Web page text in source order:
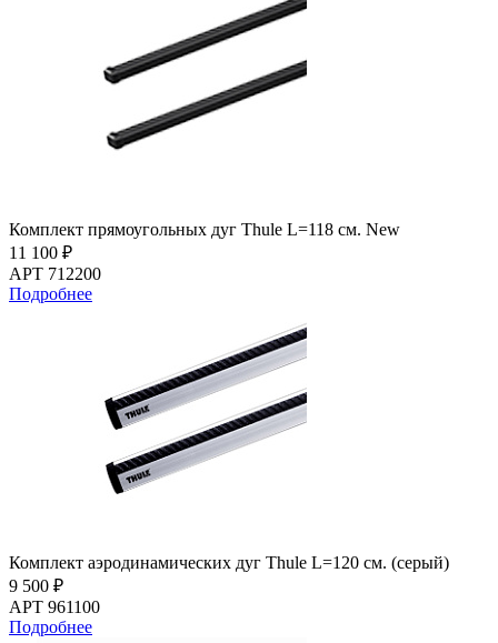
Комплект прямоугольных дуг Thule L=118 см. New
11 100 ₽
АРТ 712200
Подробнее
Комплект аэродинамических дуг Thule L=120 см. (серый)
9 500 ₽
АРТ 961100
Подробнее